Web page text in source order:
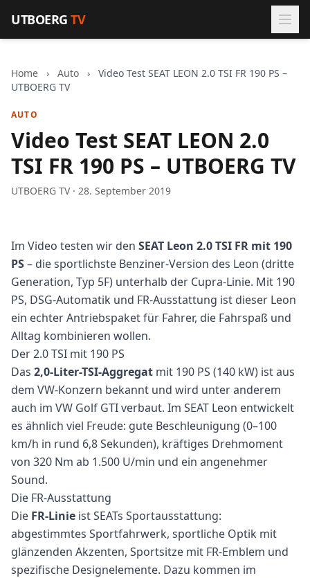
UTBOERGTV
Home › Auto ›
Video Test SEAT LEON 2.0 TSI FR 190 PS –
UTBOERG TV
AUTO
Video Test SEAT LEON 2.0
TSI FR 190 PS – UTBOERG TV
UTBOERG TV · 28. September 2019
Im Video testen wir den SEAT Leon 2.0 TSI FR mit 190
PS– die sportlichste Benziner-Version des Leon (dritte
Generation, Typ 5F) unterhalb der Cupra-Linie. Mit 190
PS, DSG-Automatik und FR-Ausstattung ist dieser Leon
ein echter Antriebspaket für Fahrer, die Fahrspaß und
Alltag kombinieren wollen.
Der 2.0 TSI mit 190 PS
Das 2,0-Liter-TSI-Aggregat mit 190 PS (140 kW) ist aus
dem VW-Konzern bekannt und wird unter anderem
auch im VW Golf GTI verbaut. Im SEAT Leon entwickelt
es ähnlich viel Freude: gute Beschleunigung (0–100
km/h in rund 6,8 Sekunden), kräftiges Drehmoment
von 320 Nm ab 1.500 U/min und ein angenehmer
Sound.
Die FR-Ausstattung
Die FR-Linie ist SEATs Sportausstattung:
abgestimmtes Sportfahrwerk, sportliche Optik mit
glänzenden Akzenten, Sportsitze mit FR-Emblem und
spezifische Designelemente. Dazu kommen im